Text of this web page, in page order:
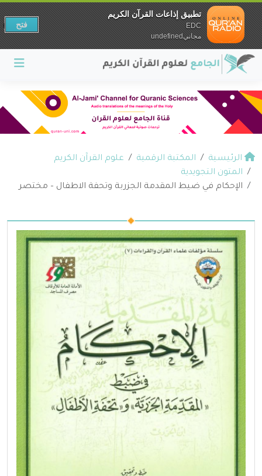
الرئيسية المكتبة الرقمية
علوم القرآن الكريم
المتون التجويدية
الإحكام في ضيط المقدمة الجزربة وتحفة الاطفال – مختصر
تطبيق إذاعات القرآن الكريم
EDC
مجانيundefined
فتح